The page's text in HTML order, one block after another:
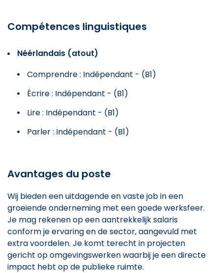
Compétences linguistiques
Néérlandais (atout)
Comprendre : Indépendant - (B1)
Écrire : Indépendant - (B1)
Lire : Indépendant - (B1)
Parler : Indépendant - (B1)
Avantages du poste
Wij bieden een uitdagende en vaste job in een
groeiende onderneming met een goede werksfeer.
Je mag rekenen op een aantrekkelijk salaris
conform je ervaring en de sector, aangevuld met
extra voordelen. Je komt terecht in projecten
gericht op omgevingswerken waarbij je een directe
impact hebt op de publieke ruimte.